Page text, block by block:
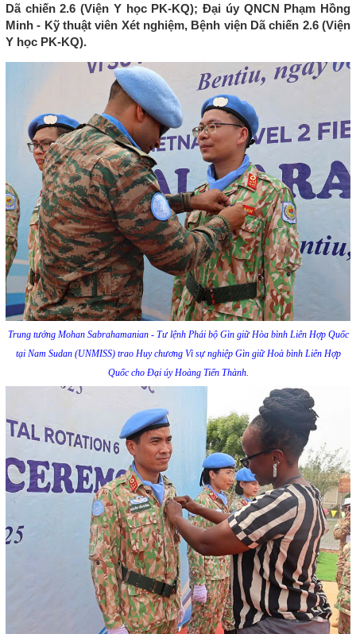
Dã chiến 2.6 (Viện Y học PK-KQ); Đại úy QNCN Phạm Hồng
Minh - Kỹ thuật viên Xét nghiệm, Bệnh viện Dã chiến 2.6 (Viện
Y học PK-KQ).
Trung tướng Mohan Sabrahamanian - Tư lệnh Phái bộ Gìn giữ Hòa bình Liên Hợp Quốc
tại Nam Sudan (UNMISS) trao Huy chương Vì sự nghiệp Gìn giữ Hoà bình Liên Hợp
Quốc cho Đại úy Hoàng Tiến Thành.